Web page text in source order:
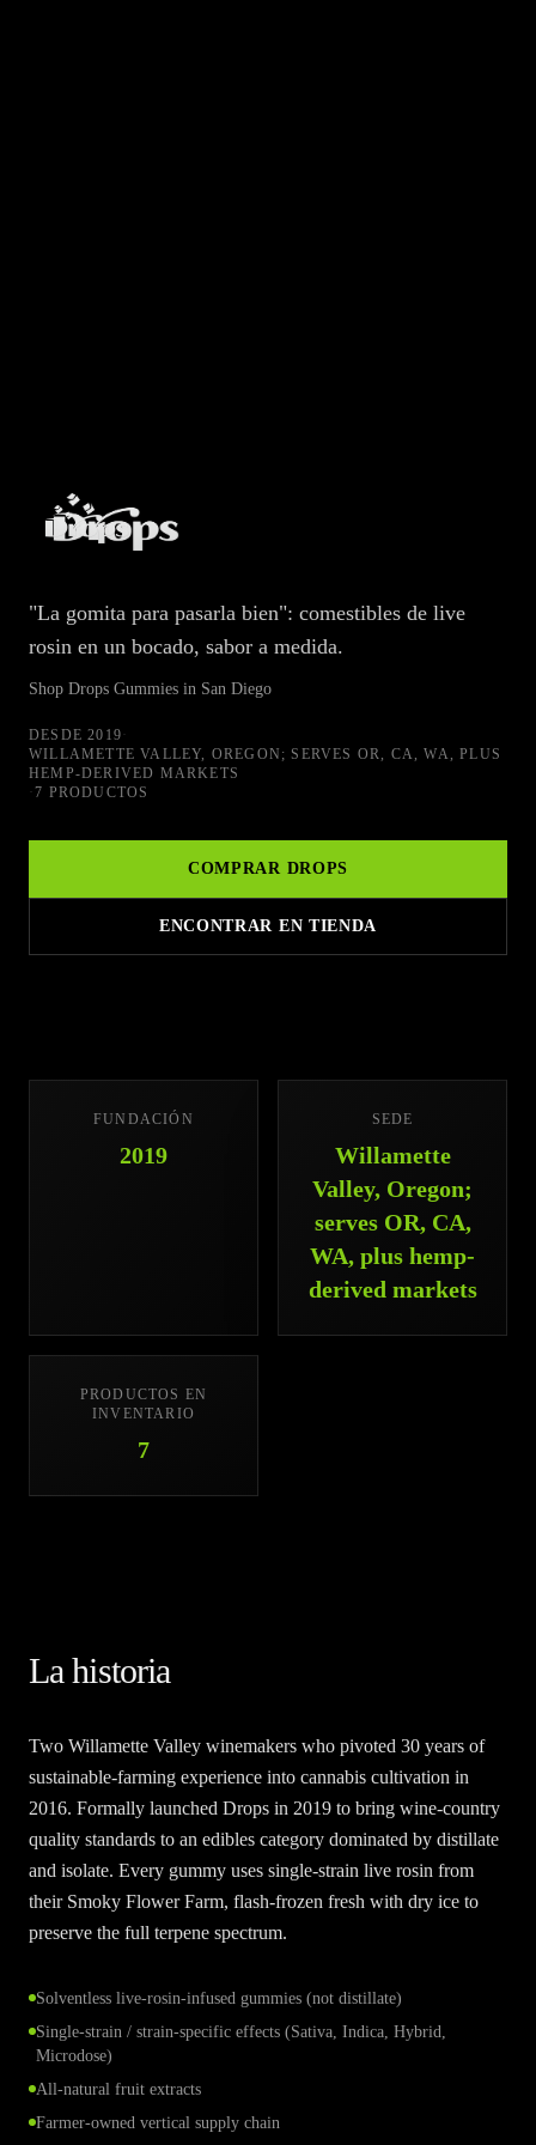
Drops Gummies at Wellgreens Dispensaries in San Diego
"La gomita para pasarla bien": comestibles de live
rosin en un bocado, sabor a medida.
Shop Drops Gummies in San Diego
DESDE 2019·
WILLAMETTE VALLEY, OREGON; SERVES OR, CA, WA, PLUS
HEMP-DERIVED MARKETS
·7 PRODUCTOS
COMPRAR DROPS
ENCONTRAR EN TIENDA
FUNDACIÓN
2019
SEDE
Willamette
Valley, Oregon;
serves OR, CA,
WA, plus hemp-
derived markets
PRODUCTOS EN
INVENTARIO
7
La historia
Two Willamette Valley winemakers who pivoted 30 years of
sustainable-farming experience into cannabis cultivation in
2016. Formally launched Drops in 2019 to bring wine-country
quality standards to an edibles category dominated by distillate
and isolate. Every gummy uses single-strain live rosin from
their Smoky Flower Farm, flash-frozen fresh with dry ice to
preserve the full terpene spectrum.
Solventless live-rosin-infused gummies (not distillate)
Single-strain / strain-specific effects (Sativa, Indica, Hybrid,
Microdose)
All-natural fruit extracts
Farmer-owned vertical supply chain